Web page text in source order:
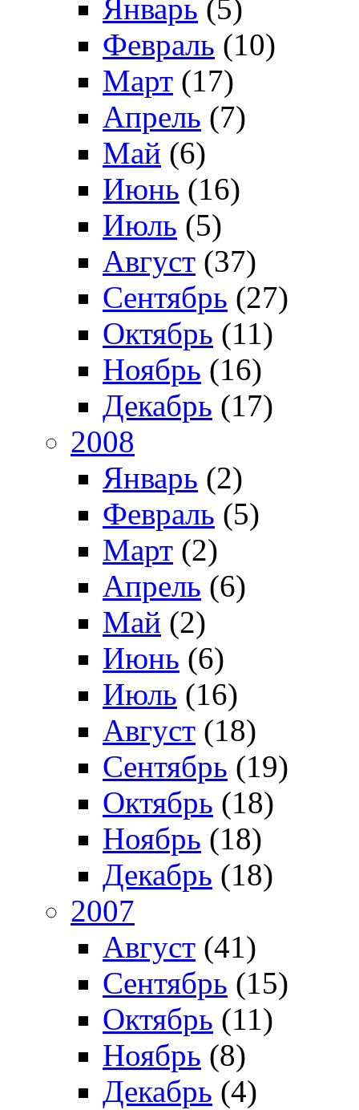
Январь (5)
Февраль (10)
Март (17)
Апрель (7)
Май (6)
Июнь (16)
Июль (5)
Август (37)
Сентябрь (27)
Октябрь (11)
Ноябрь (16)
Декабрь (17)
2008
Январь (2)
Февраль (5)
Март (2)
Апрель (6)
Май (2)
Июнь (6)
Июль (16)
Август (18)
Сентябрь (19)
Октябрь (18)
Ноябрь (18)
Декабрь (18)
2007
Август (41)
Сентябрь (15)
Октябрь (11)
Ноябрь (8)
Декабрь (4)